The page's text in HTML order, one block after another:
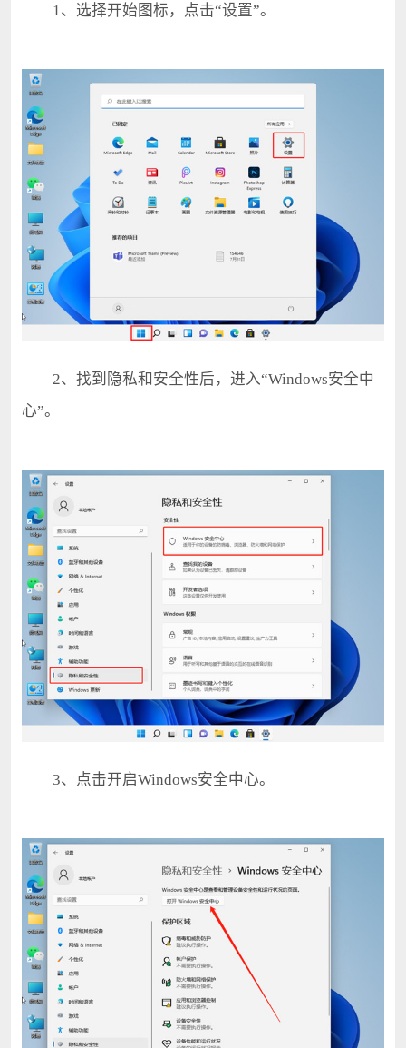
1、选择开始图标，点击“设置”。
2、找到隐私和安全性后，进入“Windows安全中
心”。
3、点击开启Windows安全中心。